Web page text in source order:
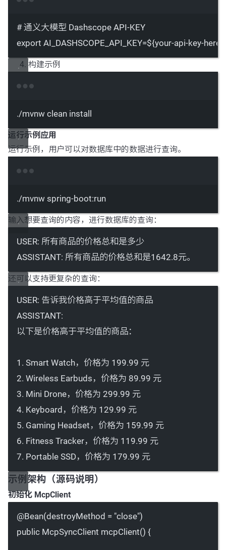
# 通义大模型 Dashscope API-KEY
export AI_DASHSCOPE_API_KEY=${your-api-key-here}
构建示例
./mvnw clean install
运行示例应用
运行示例，用户可以对数据库中的数据进行查询。
./mvnw spring-boot:run
输入想要查询的内容，进行数据库的查询：
USER: 所有商品的价格总和是多少
ASSISTANT: 所有商品的价格总和是1642.8元。
还可以支持更复杂的查询：
USER: 告诉我价格高于平均值的商品
ASSISTANT:
以下是价格高于平均值的商品：
1. Smart Watch，价格为 199.99 元
2. Wireless Earbuds，价格为 89.99 元
3. Mini Drone，价格为 299.99 元
4. Keyboard，价格为 129.99 元
5. Gaming Headset，价格为 159.99 元
6. Fitness Tracker，价格为 119.99 元
7. Portable SSD，价格为 179.99 元
示例架构（源码说明）
初始化 McpClient
@Bean(destroyMethod = "close")
public McpSyncClient mcpClient() {